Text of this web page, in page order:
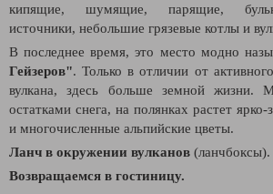
кипящие, шумящие, парящие,
источники, небольшие грязевые котлы и
В последнее время, это место модно
Гейзеров". Только в отличии от
вулкана, здесь больше земной жизни.
остатками снега, на полянках растет ярко-
и многочисленные альпийские цветы.
Ланч в окружении вулканов (ланчбоксы).
Возвращаемся в гостиницу.